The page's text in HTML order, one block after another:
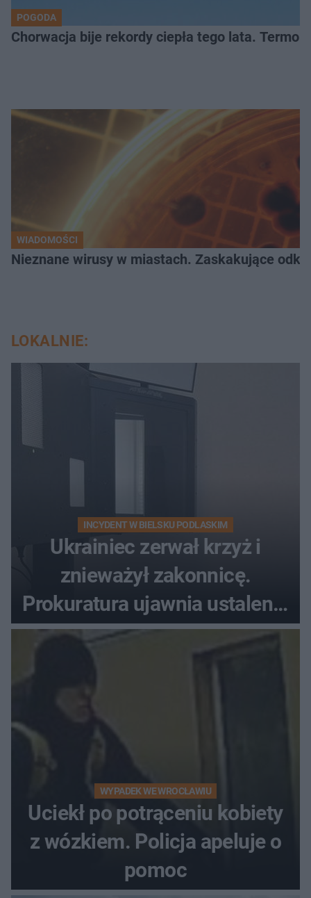
POGODA
Chorwacja bije rekordy ciepła tego lata.
WIADOMOŚCI
Nieznane wirusy w miastach. Zaskakujące
LOKALNIE:
INCYDENT W BIELSKU PODLASKIM
Ukrainiec zerwał krzyż i
znieważył zakonnicę.
Prokuratura ujawnia ustalenia
w sprawie 26-latka
WYPADEK WE WROCŁAWIU
Uciekł po potrąceniu kobiety
z wózkiem. Policja apeluje o
pomoc